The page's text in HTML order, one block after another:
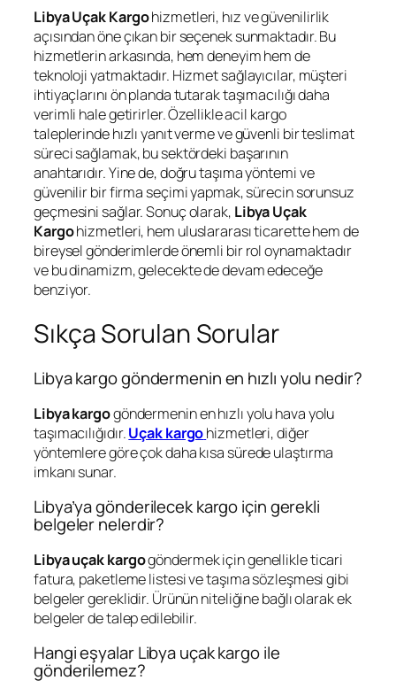
Libya Uçak Kargohizmetleri, hız ve güvenilirlik
açısından öne çıkan bir seçenek sunmaktadır. Bu
hizmetlerin arkasında, hem deneyim hem de
teknoloji yatmaktadır. Hizmet sağlayıcılar, müşteri
ihtiyaçlarını ön planda tutarak taşımacılığı daha
verimli hale getirirler. Özellikle acil kargo
taleplerinde hızlı yanıt verme ve güvenli bir teslimat
süreci sağlamak, bu sektördeki başarının
anahtarıdır. Yine de, doğru taşıma yöntemi ve
güvenilir bir firma seçimi yapmak, sürecin sorunsuz
geçmesini sağlar. Sonuç olarak, Libya Uçak
Kargohizmetleri, hem uluslararası ticarette hem de
bireysel gönderimlerde önemli bir rol oynamaktadır
ve bu dinamizm, gelecekte de devam edeceğe
benziyor.
Sıkça Sorulan Sorular
Libya kargo göndermenin en hızlı yolu nedir?
Libya kargogöndermenin en hızlı yolu hava yolu
taşımacılığıdır.Uçak kargohizmetleri, diğer
yöntemlere göre çok daha kısa sürede ulaştırma
imkanı sunar.
Libya’ya gönderilecek kargo için gerekli
belgeler nelerdir?
Libya uçak kargogöndermek için genellikle ticari
fatura, paketleme listesi ve taşıma sözleşmesi gibi
belgeler gereklidir. Ürünün niteliğine bağlı olarak ek
belgeler de talep edilebilir.
Hangi eşyalar Libya uçak kargo ile
gönderilemez?